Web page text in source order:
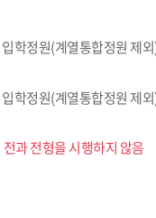
학정원(계열통합정원 제
학정원(계열통합정원 제
과 전형을 시행하지 않음